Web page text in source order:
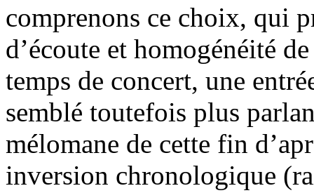
comprenons ce choix, qui
d’écoute et homogénéité
temps de concert, une
semblé toutefois plus
mélomane de cette fin
inversion chronologique